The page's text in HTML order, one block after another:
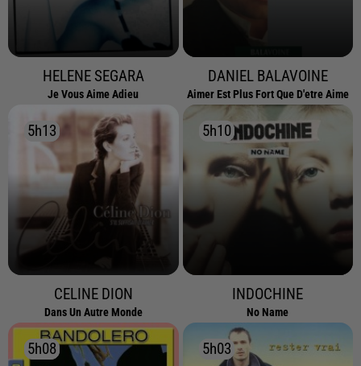
HELENE SEGARA
Je Vous Aime Adieu
DANIEL BALAVOINE
Aimer Est Plus Fort Que D'etre Aime
5h13
5h13
CELINE DION
Dans Un Autre Monde
5h10
5h10
INDOCHINE
No Name
5h08
5h08 5h03
5h03